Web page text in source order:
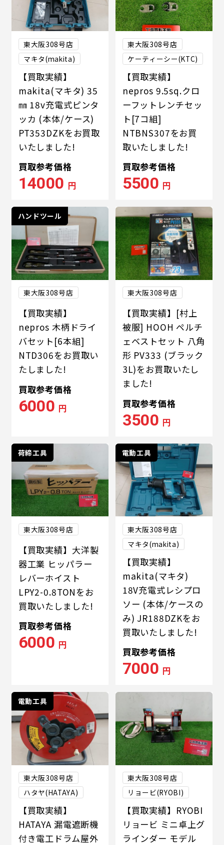
東大阪308号店
マキタ(makita)
【買取実績】
makita(マキタ) 35
㎜ 18v充電式ピンタ
ッカ (本体/ケース)
PT353DZKをお買取
いたしました!
買取参考価格
14000 円
東大阪308号店
ケーティーシー(KTC)
【買取実績】
nepros 9.5sq.クロ
ーフットレンチセッ
ト[7コ組]
NTBNS307をお買
取いたしました!
買取参考価格
5500 円
ハンドツール
東大阪308号店
【買取実績】
nepros 木柄ドライ
バセット[6本組]
NTD306をお買取い
たしました!
買取参考価格
6000 円
東大阪308号店
【買取実績】[村上
被服] HOOH ペルチ
ェベストセット 八角
形 PV333 (ブラック
3L)をお買取いたし
ました!
買取参考価格
3500 円
荷締工具
東大阪308号店
【買取実績】大洋製
器工業 ヒッパラー
レバーホイスト
LPY2-0.8TONをお
買取いたしました!
買取参考価格
6000 円
電動工具
東大阪308号店
マキタ(makita)
【買取実績】
makita(マキタ)
18V充電式レシプロ
ソー (本体/ケースの
み) JR188DZKをお
買取いたしました!
買取参考価格
7000 円
電動工具
東大阪308号店
ハタヤ(HATAYA)
【買取実績】
HATAYA 漏電遮断機
付き電工ドラム屋外
東大阪308号店
リョービ(RYOBI)
【買取実績】RYOBI
リョービ ミニ卓上グ
ラインダー モデル